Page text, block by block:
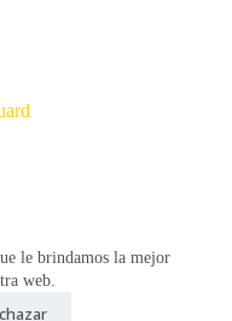
le brindamos la mejor
web.
SIGUIENTE